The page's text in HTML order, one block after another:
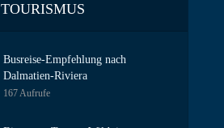
TOURISMUS
Busreise-Empfehlung nach
Dalmatien-Riviera
167 Aufrufe